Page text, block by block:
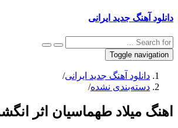
جدید ایرانی
Toggle
آهنگ جدید ایرانی/
نشده/
طهماسیان اثر انگشت